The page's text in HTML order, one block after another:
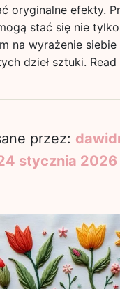
oryginalne efekty.
stać się nie
na wyrażenie
dzieł sztuki.
przez:
stycznia 2026